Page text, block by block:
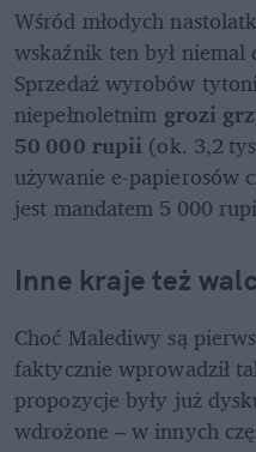
Wśród młodych
wskaźnik ten był
Sprzedaż wyrobów
niepełnoletnim grozi
50 000 rupii (ok. 3,2
używanie e-papierosów
jest mandatem 5 000
Inne kraje też
Choć Malediwy są
faktycznie wprowadził
propozycje były już
wdrożone – w innych